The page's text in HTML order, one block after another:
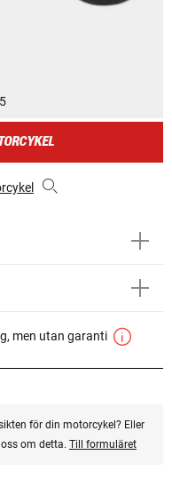
men utan garanti
för din motorcykel? Eller
om detta. Till formuläret